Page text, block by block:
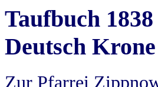
Taufbuch
Deutsch Krone
Zur Pfarrei